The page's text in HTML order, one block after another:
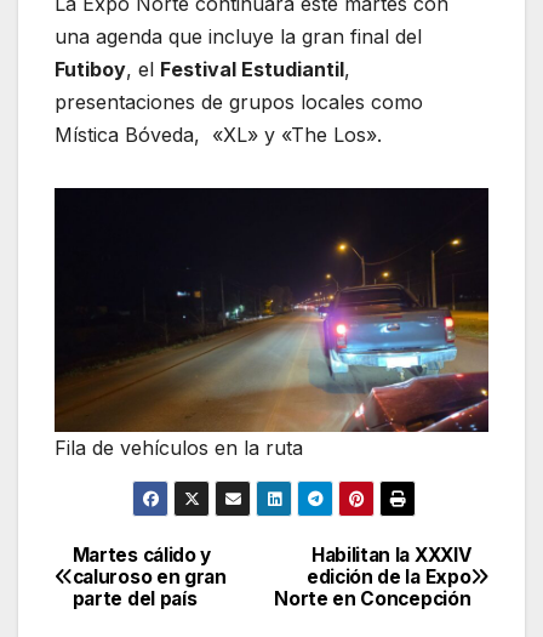
una agenda que incluye la gran final del
Futiboy, el Festival Estudiantil,
presentaciones de grupos locales como
Mística Bóveda, «XL» y «The Los».
Fila de vehículos en la ruta
Navegación
de
Habilitan la XXXIV
edición de la Expo
Norte en Concepción
Martes cálido y
caluroso en gran
parte del país